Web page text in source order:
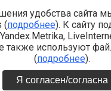
пансионат Ак Умут,
единство, Башкорт, Нация
Русский Патриотический
союз, Фонд борьбы с
Совет граждан СССР
minjust.gov.ru/ru/
удобства сайта
(подробнее). К сайту
также используют
(подробнее).
Я согласен/согласна